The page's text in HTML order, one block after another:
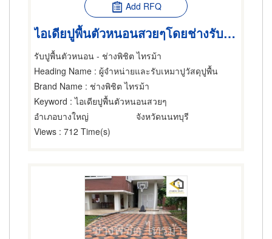
Add RFQ
ไอเดียปูพื้นตัวหนอนสวยๆโดยช่างรับเหมา
รับปูพื้นตัวหนอน - ช่างพิชิต ไทรม้า
Heading Name : ผู้จำหน่ายและรับเหมาปูวัสดุปูพื้น
Brand Name : ช่างพิชิต ไทรม้า
Keyword : ไอเดียปูพื้นตัวหนอนสวยๆ
อำเภอบางใหญ่
จังหวัดนนทบุรี
Views : 712 Time(s)